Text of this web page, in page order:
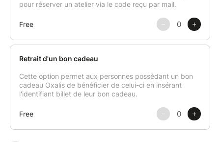
personnes minimum n'est pas atteint.
Une annulation moins de 7 jours avant le début du
cours ne pourra pas faire l’objet d'aucun
l'objet d'un report si le/la participant·e en fait la
demande par mail ou édite un avoir minimum 72h
Pour plus d'infos, consultez les
conditions générales
de vente.